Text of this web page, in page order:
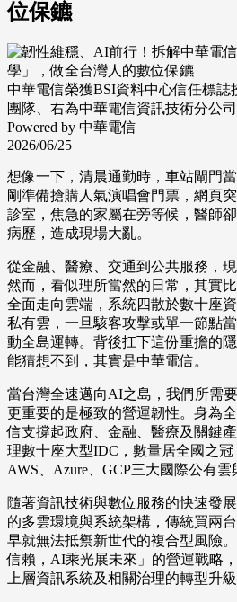
位保鑣
中華電信榮獲BSI資料中心信任標誌
團隊、右為中華電信資訊技術分公司
Powered by 中華電信
2026/06/25
想像一下，清晨通勤時，車站閘門
剛準備搶購人氣演唱會門票，網頁
診室，焦急的家屬在旁等候，醫師
病歷，造成現場大亂。
從金融、醫療、交通到公共服務，
然而，看似理所當然的日常，其實
全面走向雲端，系統四散於數十座
私有雲，一旦駭客攻擊或單一節點
動全島運轉。背後扛下這份重擔的
能猜想不到，其實是中華電信。
當台灣全速邁向AI之島，我們所需
更重要的是極致的營運韌性。身為
信支撐起政府、金融、醫療及關鍵
理數十座大型IDC，數量居全國之
AWS、Azure、GCP三大國際公有雲
隨著資訊技術與數位服務的快速發
的多雲環境與系統架構，傳統買兩
早就無法抵禦新世代的複合型風險
信賴，AI乘光展未來」的營運戰略
上層資訊系統及相關治理的轉型升級